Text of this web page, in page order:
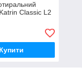
Classic L2
Купити